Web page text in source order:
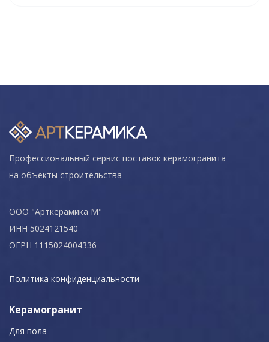
Профессиональный сервис поставок керамогранита
на объекты строительства
ООО "Арткерамика М"
ИНН 5024121540
ОГРН 1115024004336
Политика конфиденциальности
Керамогранит
Для пола